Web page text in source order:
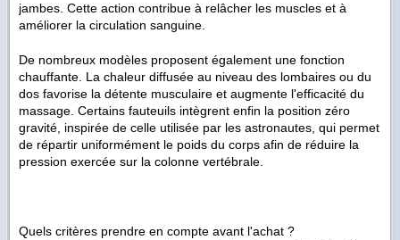
jambes. Cette action contribue à relâcher les muscles et à
améliorer la circulation sanguine.
De nombreux modèles proposent également une fonction
chauffante. La chaleur diffusée au niveau des lombaires ou du
dos favorise la détente musculaire et augmente l'efficacité du
massage. Certains fauteuils intègrent enfin la position zéro
gravité, inspirée de celle utilisée par les astronautes, qui permet
de répartir uniformément le poids du corps afin de réduire la
pression exercée sur la colonne vertébrale.
Quels critères prendre en compte avant l'achat ?